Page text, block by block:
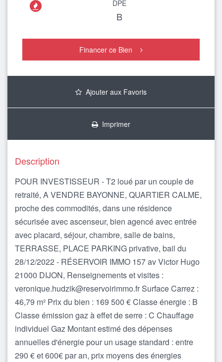
 DPE
B
Financer ce Bien
Ajouter aux Favoris
Imprimer
Description
POUR INVESTISSEUR - T2 loué par un couple de
retraité, A VENDRE BAYONNE, QUARTIER CALME,
proche des commodités, dans une résidence
sécurisée avec ascenseur, bien agencé avec entrée
avec placard, séjour, chambre, salle de bains,
TERRASSE, PLACE PARKING privative, bail du
28/12/2022 - RÉSERVOIR IMMO 157 av Victor Hugo
21000 DIJON, Renseignements et visites :
veronique.hudzik@reservoirimmo.fr Surface Carrez :
46,79 m² Prix du bien : 169 500 € Classe énergie : B
Classe émission gaz à effet de serre : C Chauffage
individuel Gaz Montant estimé des dépenses
annuelles d'énergie pour un usage standard : entre
290 € et 600€ par an, prix moyens des énergies